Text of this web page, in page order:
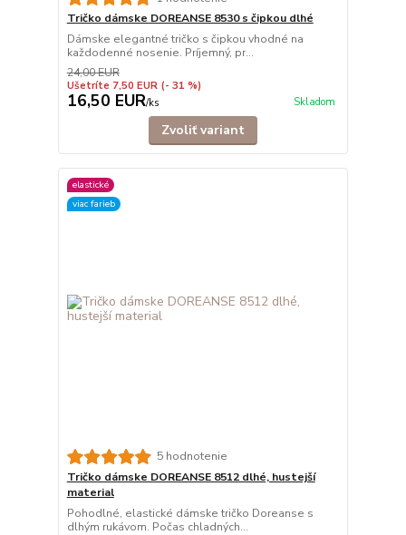
Tričko dámske DOREANSE 8530 s čipkou dlhé
Dámske elegantné tričko s čipkou vhodné na
každodenné nosenie. Príjemný, pr...
24,00 EUR
Ušetríte 7,50 EUR (- 31 %)
16,50 EUR/ks Skladom
Zvoliť variant
elastické
viac farieb
5 hodnotenie
Tričko dámske DOREANSE 8512 dlhé, hustejší
material
Pohodlné, elastické dámske tričko Doreanse s
dlhým rukávom. Počas chladných...